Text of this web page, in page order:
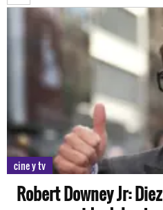
cine y tv
Robert Downey Jr: